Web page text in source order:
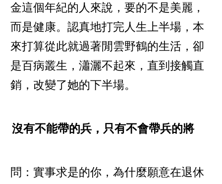
金這個年紀的人來說，要的不是美麗，
而是健康。認真地打完人生上半場，本
來打算從此就過著閒雲野鶴的生活，卻
是百病叢生，瀟灑不起來，直到接觸直
銷，改變了她的下半場。
沒有不能帶的兵，只有不會帶兵的將
問：實事求是的你，為什麼願意在退休